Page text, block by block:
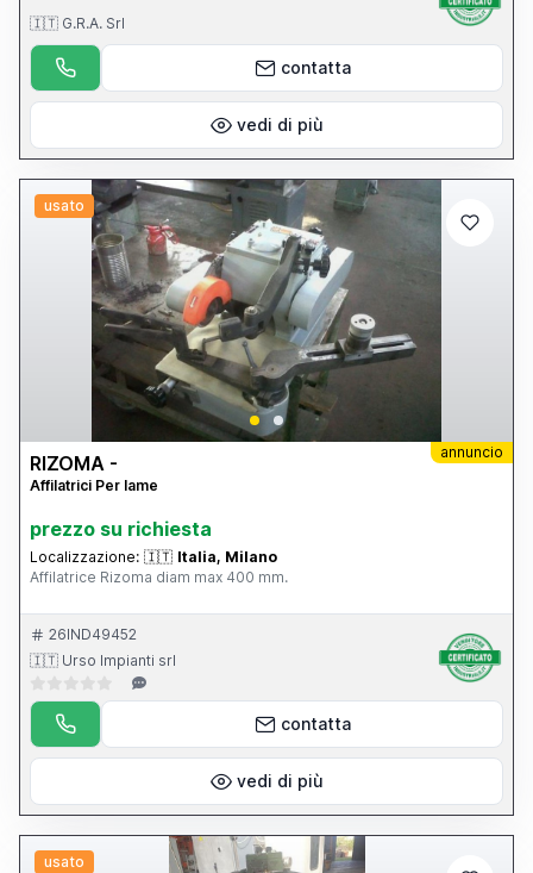
a un classico centro verticale a tavola mobile, con 39.500 ore di
lavoro, CN Siemens 840D, funzionante e con manutenzione
impeccabile, superaccessoriata (magazzino utensili, evacuatore di
truciolo...), mandrino in ottimo stato.
🇮🇹 G.R.A. Srl
contatta
vedi di più
usato
annuncio
RIZOMA -
Affilatrici Per lame
prezzo su richiesta
Localizzazione: 🇮🇹 Italia, Milano
Affilatrice Rizoma diam max 400 mm.
26IND49452
🇮🇹 Urso Impianti srl
contatta
vedi di più
usato